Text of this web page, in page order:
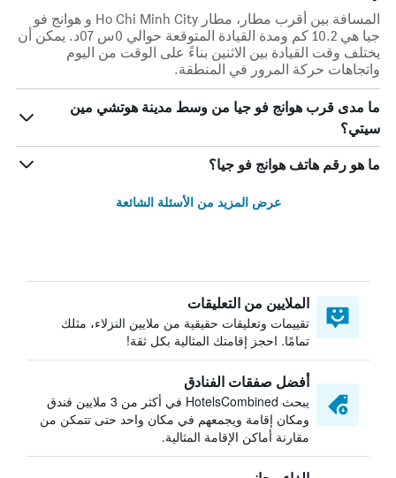
المسافة بين أقرب مطار، مطار Ho Chi Minh City و هوانج فو
جيا هي 10.2 كم ومدة القيادة المتوقعة حوالي 0س 07د. يمكن أن
يختلف وقت القيادة بين الاثنين بناءً على الوقت من اليوم
واتجاهات حركة المرور في المنطقة.
ما مدى قرب هوانج فو جيا من وسط مدينة هوتشي مين
سيتي؟
ما هو رقم هاتف هوانج فو جيا؟
عرض المزيد من الأسئلة الشائعة
الملايين من التعليقات
تقييمات وتعليقات حقيقية من ملايين النزلاء، مثلك
تمامًا. احجز إقامتك المثالية بكل ثقة!
أفضل صفقات الفنادق
يبحث HotelsCombined في أكثر من 3 ملايين فندق
ومكان إقامة ويجمعهم في مكان واحد حتى تتمكن من
مقارنة أماكن الإقامة المثالية.